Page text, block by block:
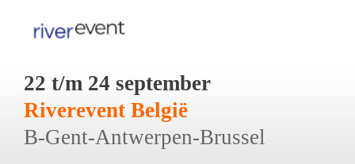
22 t/m 24 september
Riverevent België
B-Gent-Antwerpen-Brussel